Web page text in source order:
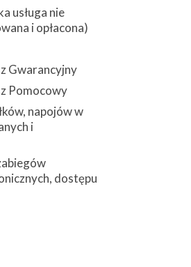
usługa nie
i opłacona)
Gwarancyjny
Pomocowy
napojów w
i
dostępu